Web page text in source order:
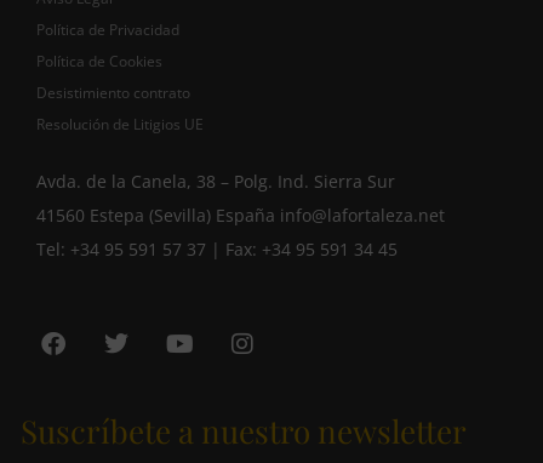
Política de Privacidad
Política de Cookies
Desistimiento contrato
Resolución de Litigios UE
Avda. de la Canela, 38 – Polg. Ind. Sierra Sur
41560 Estepa (Sevilla) España info@lafortaleza.net
Tel: +34 95 591 57 37 | Fax: +34 95 591 34 45
Suscríbete a nuestro newsletter